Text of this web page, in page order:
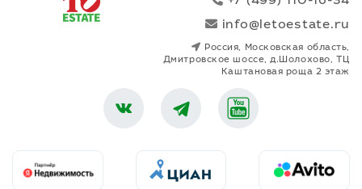
info@letoestate.ru
Россия, Московская область,
Дмитровское шоссе, д.Шолохово, ТЦ
Каштановая роща 2 этаж